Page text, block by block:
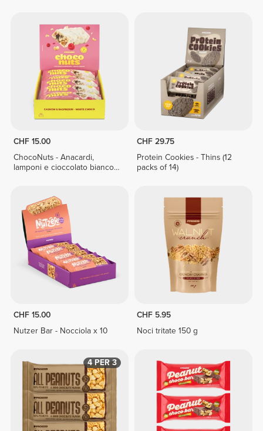
CHF 15.00
ChocoNuts - Anacardi,
lamponi e cioccolato bianco x
CHF 29.75
Protein Cookies - Thins (12
packs of 14)
CHF 15.00
Nutzer Bar - Nocciola x 10
CHF 5.95
Noci tritate 150 g
4 PER 3